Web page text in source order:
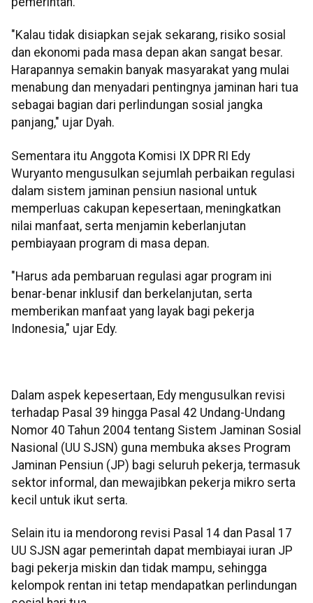
"Kalau tidak disiapkan sejak sekarang, risiko sosial
dan ekonomi pada masa depan akan sangat besar.
Harapannya semakin banyak masyarakat yang mulai
menabung dan menyadari pentingnya jaminan hari tua
sebagai bagian dari perlindungan sosial jangka
panjang," ujar Dyah.
Sementara itu Anggota Komisi IX DPR RI Edy
Wuryanto mengusulkan sejumlah perbaikan regulasi
dalam sistem jaminan pensiun nasional untuk
memperluas cakupan kepesertaan, meningkatkan
nilai manfaat, serta menjamin keberlanjutan
pembiayaan program di masa depan.
"Harus ada pembaruan regulasi agar program ini
benar-benar inklusif dan berkelanjutan, serta
memberikan manfaat yang layak bagi pekerja
Indonesia," ujar Edy.
Dalam aspek kepesertaan, Edy mengusulkan revisi
terhadap Pasal 39 hingga Pasal 42 Undang-Undang
Nomor 40 Tahun 2004 tentang Sistem Jaminan Sosial
Nasional (UU SJSN) guna membuka akses Program
Jaminan Pensiun (JP) bagi seluruh pekerja, termasuk
sektor informal, dan mewajibkan pekerja mikro serta
kecil untuk ikut serta.
Selain itu ia mendorong revisi Pasal 14 dan Pasal 17
UU SJSN agar pemerintah dapat membiayai iuran JP
bagi pekerja miskin dan tidak mampu, sehingga
kelompok rentan ini tetap mendapatkan perlindungan